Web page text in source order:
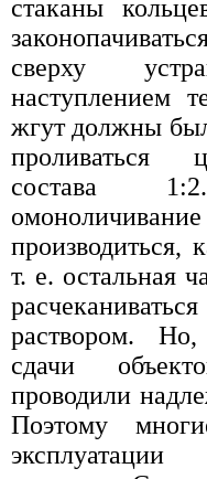
стаканы
сверху
наступлением
жгут должны
проливаться
состава
производиться,
т. е. остальная
раствором.
сдачи
проводили
Поэтому